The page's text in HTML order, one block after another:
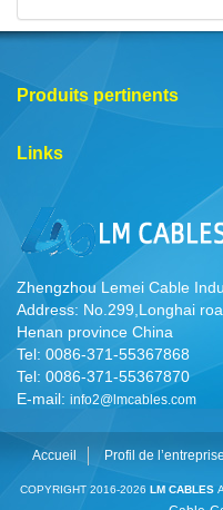
Produits pertinents
Links
Zhengzhou Lemei Cable
Address: No.299,Longhai
Henan province China
Tel: 0086-371-55367868
Tel: 0086-371-55367870
E-mail: info2@lmcables.com
Accueil Profil de l’entreprise
COPYRIGHT 2016-2026 LM CABLES